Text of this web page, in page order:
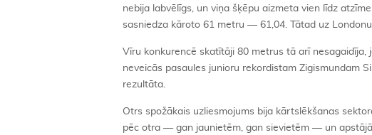
nebija labvēlīgs, un viņa šķēpu aizmeta vien līdz
sasniedza kāroto 61 metru — 61,04. Tātad uz
Vīru konkurencē skatītāji 80 metrus tā arī
neveicās pasaules junioru rekordistam Zigismundam
rezultāta.
Otrs spožākais uzliesmojums bija kārtslēkšanas
pēc otra — gan jaunietēm, gan sievietēm — un